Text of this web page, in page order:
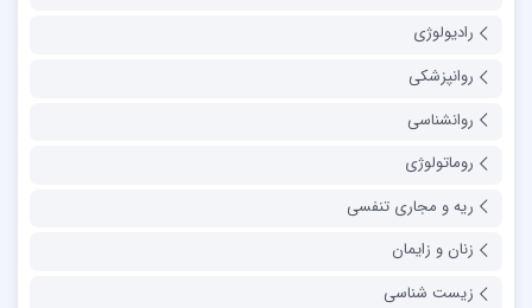
رادیولوژی
روانپزشکی
روانشناسی
روماتولوژی
ریه و مجاری تنفسی
زنان و زایمان
زیست شناسی